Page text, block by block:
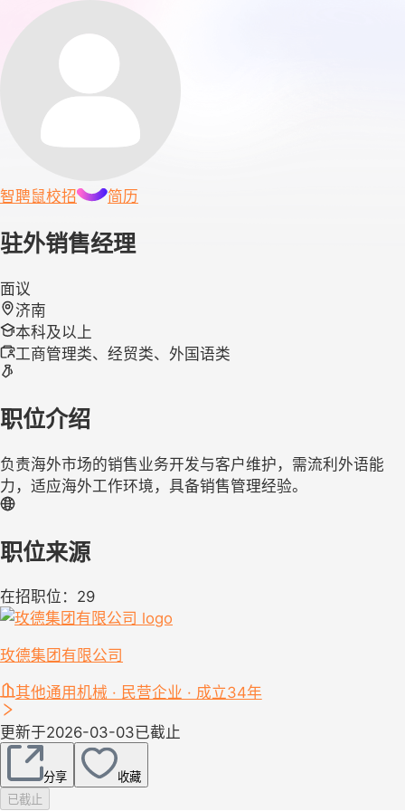
智聘鼠校招 简历
驻外销售经理
面议
济南
本科及以上
工商管理类、经贸类、外国语类
职位介绍
负责海外市场的销售业务开发与客户维护，需流利外语能
力，适应海外工作环境，具备销售管理经验。
职位来源
在招职位：29
玫德集团有限公司
其他通用机械 · 民营企业 · 成立34年
更新于2026-03-03已截止
分享
收藏
已截止